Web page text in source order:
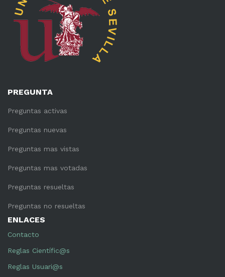
PREGUNTA
Preguntas activas
Preguntas nuevas
Preguntas mas vistas
Preguntas mas votadas
Preguntas resueltas
Preguntas no resueltas
ENLACES
Contacto
Reglas Científic@s
Reglas Usuari@s